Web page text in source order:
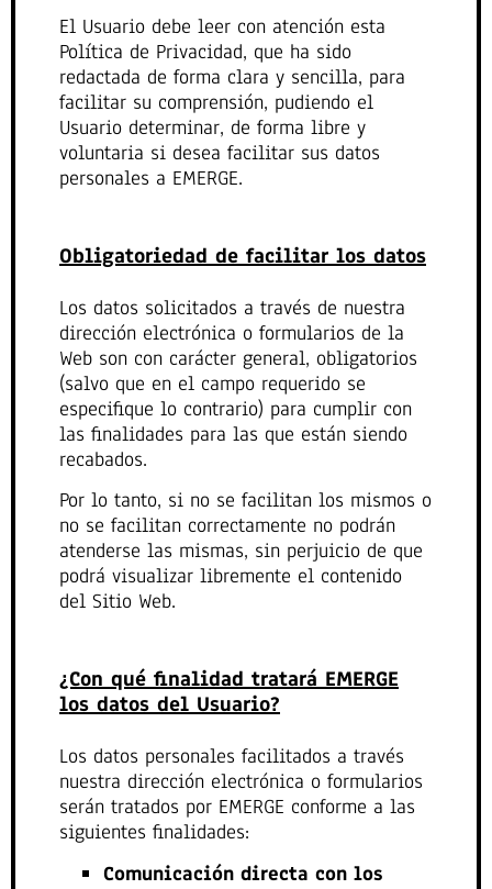
El Usuario debe leer con atención esta
Política de Privacidad, que ha sido
redactada de forma clara y sencilla, para
facilitar su comprensión, pudiendo el
Usuario determinar, de forma libre y
voluntaria si desea facilitar sus datos
personales a EMERGE.
Obligatoriedad de facilitar los datos
Los datos solicitados a través de nuestra
dirección electrónica o formularios de la
Web son con carácter general, obligatorios
(salvo que en el campo requerido se
especifique lo contrario) para cumplir con
las finalidades para las que están siendo
recabados.
Por lo tanto, si no se facilitan los mismos o
no se facilitan correctamente no podrán
atenderse las mismas, sin perjuicio de que
podrá visualizar libremente el contenido
del Sitio Web.
¿Con qué finalidad tratará EMERGE
los datos del Usuario?
Los datos personales facilitados a través
nuestra dirección electrónica o formularios
serán tratados por EMERGE conforme a las
siguientes finalidades:
Comunicación directa con los